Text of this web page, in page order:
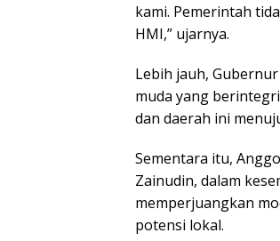
kami. Pemerintah
HMI,” ujarnya.
Lebih jauh,
muda yang
dan daerah ini
Sementara itu,
Zainudin, dalam
memperjuangkan
potensi lokal.